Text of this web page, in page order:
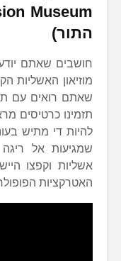
Museum
התור)
חושבים שאתם
מוזיאון האשליות
שאתם רואים עם
תזמינו כרטיסים
להיות די מתיש
שמגיעות אל
אשליות וקפצו
האטרקציות